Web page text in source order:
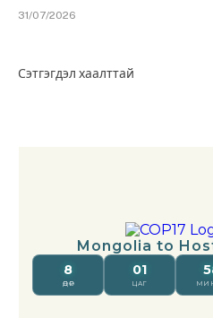
31/07/2026
Сэтгэгдэл хаалттай